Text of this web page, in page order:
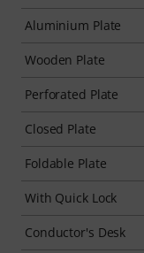
Aluminium Plate
Wooden Plate
Perforated Plate
Closed Plate
Foldable Plate
With Quick Lock
Conductor's Desk